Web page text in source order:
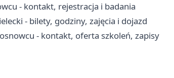
- kontakt, rejestracja i badania
- bilety, godziny, zajęcia i dojazd
- kontakt, oferta szkoleń, zapisy